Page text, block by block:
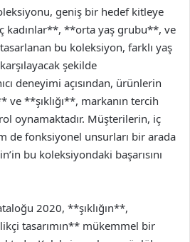
geniş bir hedef kitleye
kadınlar**, **orta yaş grubu**, ve
bu koleksiyon, farklı yaş
şekilde
deneyimi açısından, ürünlerin
**şıklığı**, markanın tercih
oynamaktadır. Müşterilerin, iç
de fonksiyonel unsurları bir arada
bu koleksiyondaki başarısını
2020, **şıklığın**,
tasarımın** mükemmel bir